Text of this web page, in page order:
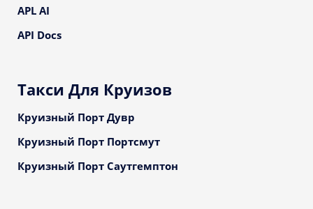
APL AI
API Docs
Такси Для Круизов
Круизный Порт Дувр
Круизный Порт Портсмут
Круизный Порт Саутгемптон